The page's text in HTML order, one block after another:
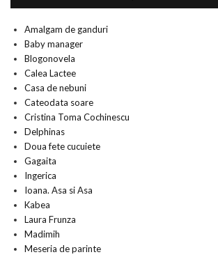
Amalgam de ganduri
Baby manager
Blogonovela
Calea Lactee
Casa de nebuni
Cateodata soare
Cristina Toma Cochinescu
Delphinas
Doua fete cucuiete
Gagaita
Ingerica
Ioana. Asa si Asa
Kabea
Laura Frunza
Madimih
Meseria de parinte